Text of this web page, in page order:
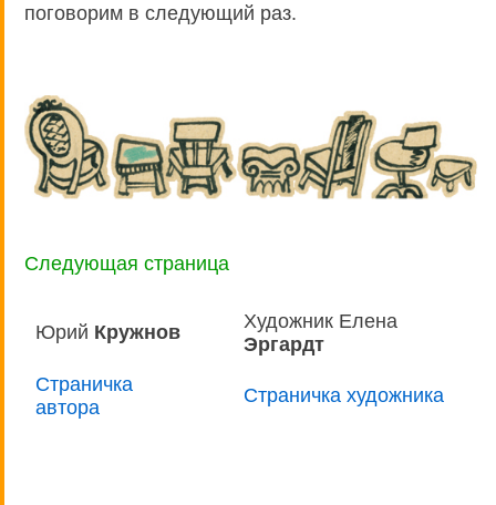
поговорим в следующий раз.
Следующая страница
Юрий Кружнов
Художник Елена
Эргардт
Страничка
автора
Страничка художника